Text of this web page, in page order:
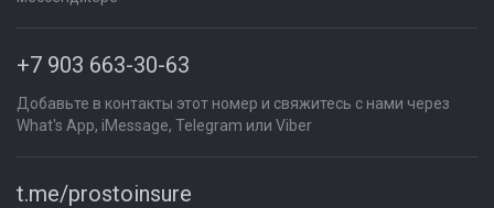
+7 903 663-30-63
Добавьте в контакты этот номер и свяжитесь с нами через
What's App, iMessage, Telegram или Viber
t.me/prostoinsure